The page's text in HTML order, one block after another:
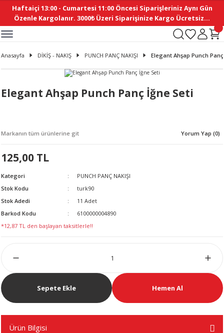
Haftaiçi 13:00 - Cumartesi 11:00 Öncesi Siparişleriniz Aynı Gün
Özenle Kargolanır. 3000₺ Üzeri Siparişinize Kargo Ücretsiz...
Geri Dön
Geri Dön
YASTIKLAR
Geri Dön
Geri Dön
YAPIMI
Geri Dön
Geri Dön
- DAİRESEL
Geri Dön
Geri Dön
Geri Dön
Geri Dön
Geri Dön
Geri Dön
Geri Dön
Geri Dön
Geri Dön
AKSESUAR
Geri Dön
Geri Dön
Geri Dön
Geri Dön
Geri Dön
Geri Dön
Anasayfa DİKİŞ - NAKIŞ PUNCH PANÇ NAKIŞI Elegant Ahşap Punch
Elegant Ahşap Punch Panç İğne Seti
Markanın tüm ürünlerine git Yorum Yap (0)
125,00 TL
Kategori
PUNCH PANÇ NAKIŞI
Stok Kodu
turk90
Stok Adedi
11 Adet
Barkod Kodu
6100000004890
*12,87 TL den başlayan taksitlerle!!
Sepete Ekle Hemen Al
Ürün Bilgisi